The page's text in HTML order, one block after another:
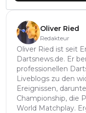
Oliver Ried
Redakteur
Oliver Ried ist seit
Dartsnews.de. Er
professionellen
Liveblogs zu den
Ereignissen,
Championship, die
World Matchplay.